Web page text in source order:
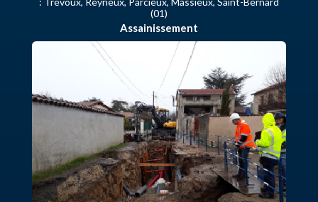
(01)
Assainissement